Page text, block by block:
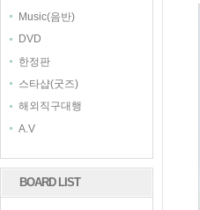
Music(음반)
DVD
한정판
스타샵(굿즈)
해외직구대행
A.V
BOARD LIST